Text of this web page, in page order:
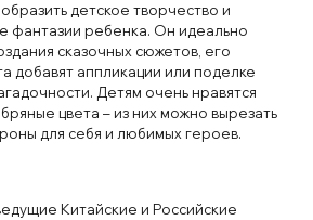
детское творчество и
фантазии ребенка. Он идеально
сказочных сюжетов, его
добавят аппликации или поделке
Детям очень нравятся
цвета – из них можно вырезать
для себя и любимых героев.
Китайские и Российские